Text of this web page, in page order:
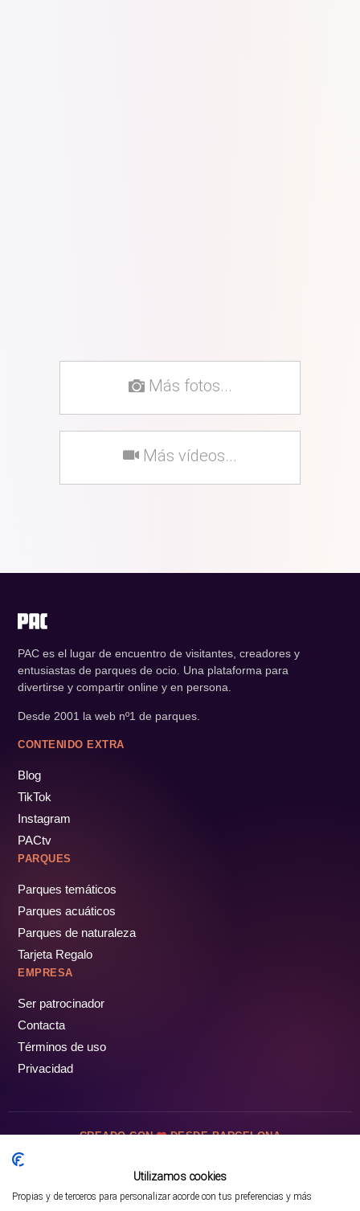
Mejor opción en SATOORDAY
Más fotos...
Más vídeos...
PAC es el lugar de encuentro de visitantes, creadores y
entusiastas de parques de ocio. Una plataforma para
divertirse y compartir online y en persona.
Desde 2001 la web nº1 de parques.
CONTENIDO EXTRA
Blog
TikTok
Instagram
PACtv
PARQUES
Parques temáticos
Parques acuáticos
Parques de naturaleza
Tarjeta Regalo
EMPRESA
Ser patrocinador
Contacta
Términos de uso
Privacidad
CREADO CON DESDE BARCELONA
Utilizamos cookies
Propias y de terceros para personalizar acorde con tus preferencias y más